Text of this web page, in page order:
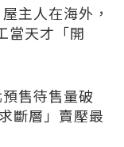
主人在海外，
當天才「開
售待售量破
斷層」賣壓最